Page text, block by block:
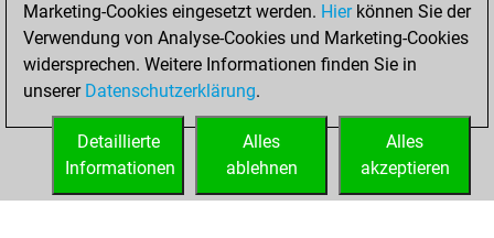
Montag,
November 8, 2021
You created
your Fritz account
Marketing-Cookies eingesetzt werden. Hierkönnen Sie der
Verwendung von Analyse-Cookies und Marketing-Cookies
widersprechen. Weitere Informationen finden Sie in
unserer Datenschutzerklärung.
Alles
akzeptieren
Alles
ablehnen
Detaillierte
Informationen